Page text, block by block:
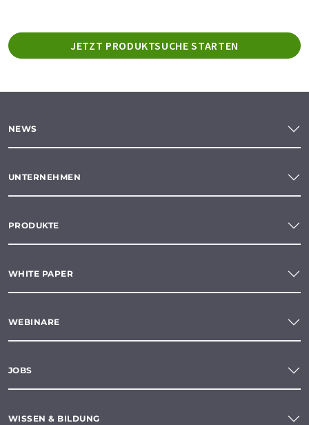
JETZT PRODUKTSUCHE STARTEN
NEWS
UNTERNEHMEN
PRODUKTE
WHITE PAPER
WEBINARE
JOBS
WISSEN & BILDUNG